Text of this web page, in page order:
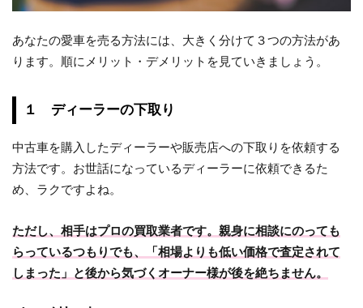
あなたの愛車を売る方法には、大きく分けて３つの方法があ
ります。順にメリット・デメリットを見ていきましょう。
１ ディーラーの下取り
中古車を購入したディーラーや販売店への下取りを依頼する
方法です。お世話になっているディーラーに依頼できるた
め、ラクですよね。
ただし、相手はプロの買取業者です。親身に相談にのっても
らっているつもりでも、「相場よりも低い価格で査定されて
しまった」と後から気づくオーナー様が後を絶ちません。